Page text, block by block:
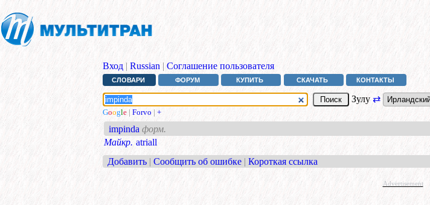
Вход | Russian | Соглашение пользователя
СЛОВАРИ ФОРУМ КУПИТЬ СКАЧАТЬ КОНТАКТЫ
Зулу ⇄
Google | Forvo | +
impinda форм.
Майкр. atriall
Добавить | Сообщить об ошибке | Короткая ссылка
Advertisement